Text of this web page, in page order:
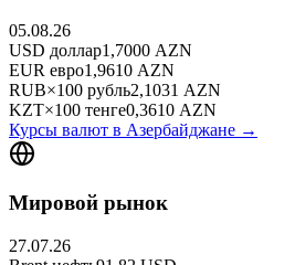
05.08.26
USD доллар1,7000 AZN
EUR евро1,9610 AZN
RUB×100 рубль2,1031 AZN
KZT×100 тенге0,3610 AZN
Курсы валют в Азербайджане →
Мировой рынок
27.07.26